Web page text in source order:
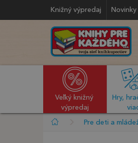
Knižný výpredaj Novinky
Veľký knižný
výpredaj
Hry,
Pre deti a